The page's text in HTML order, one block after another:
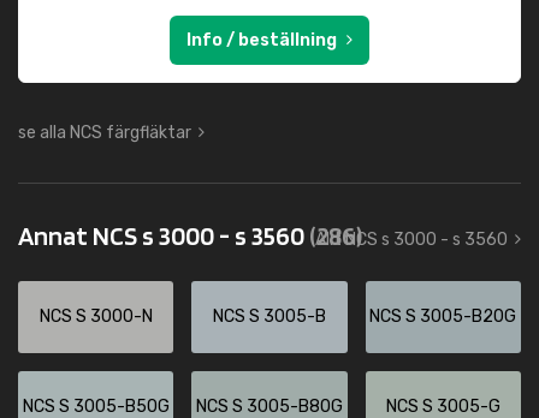
Info / beställning
se alla NCS färgfläktar
Annat NCS s 3000 - s 3560(286)
Allt NCS s 3000 - s 3560
NCS S 3000-N NCS S 3005-B NCS S 3005-B20G
NCS S 3005-B50G NCS S 3005-B80G NCS S 3005-G